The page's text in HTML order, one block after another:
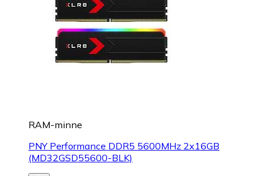
RAM-minne
PNY Performance DDR5 5600MHz 2x16GB
(MD32GSD55600-BLK)